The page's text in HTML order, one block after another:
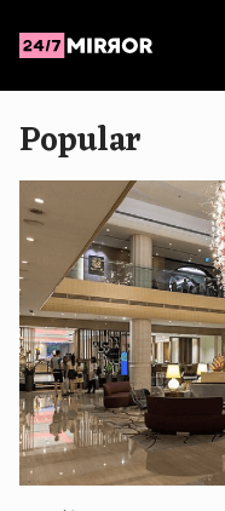
Popular